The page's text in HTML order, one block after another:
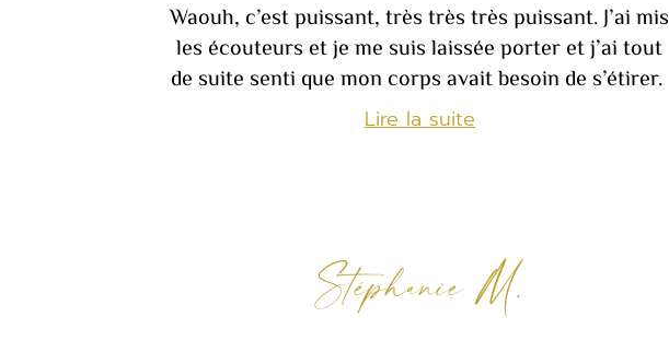
Waouh, c’est puissant, très très très puissant. J’ai mis
les écouteurs et je me suis laissée porter et j’ai tout
de suite senti que mon corps avait besoin de s’étirer.
Lire la suite
Stéphanie M.